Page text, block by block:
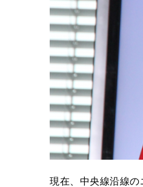
現在、中央線沿線